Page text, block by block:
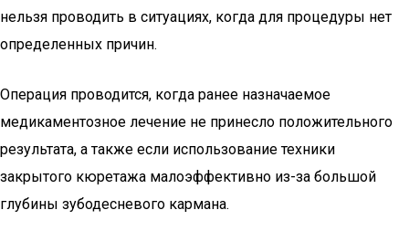
нельзя проводить в ситуациях, когда для процедуры нет
определенных причин.
Операция проводится, когда ранее назначаемое
медикаментозное лечение не принесло положительного
результата, а также если использование техники
закрытого кюретажа малоэффективно из-за большой
глубины зубодесневого кармана.